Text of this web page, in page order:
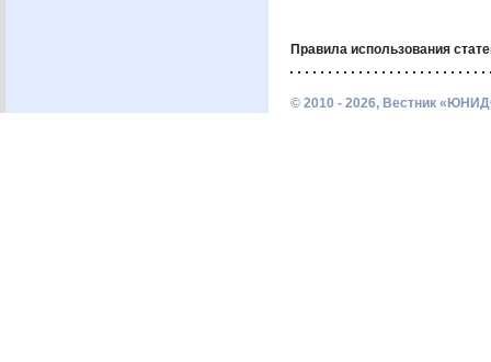
Правила использования
© 2010 - 2026, Вестник